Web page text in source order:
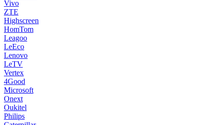
Vivo
ZTE
Highscreen
HomTom
Leagoo
LeEco
Lenovo
LeTV
Vertex
4Good
Microsoft
Onext
Oukitel
Philips